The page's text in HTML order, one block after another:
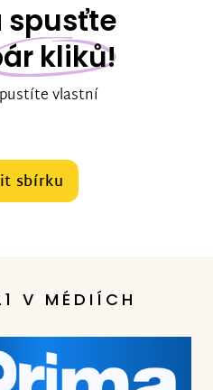
spusťte
kliků!
vlastní
sbírku
V MÉDIÍCH